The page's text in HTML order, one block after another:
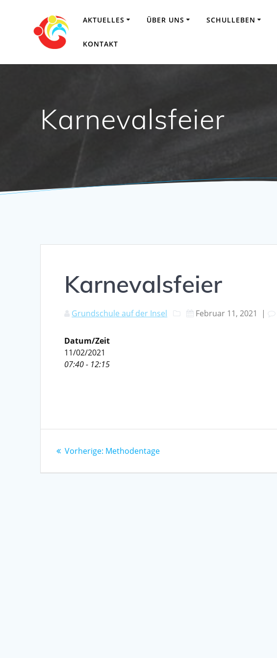
AKTUELLES ÜBER UNS SCHULLEBEN
KONTAKT
Karnevalsfeier
Karnevalsfeier
Grundschule auf der Insel Februar 11, 2021 |
Datum/Zeit
11/02/2021
07:40 - 12:15
Vorherige: Vorheriger
Methodentage